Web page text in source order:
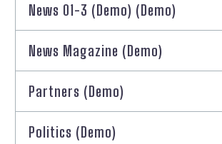
News 01-3 (Demo) (Demo)
News Magazine (Demo)
Partners (Demo)
Politics (Demo)